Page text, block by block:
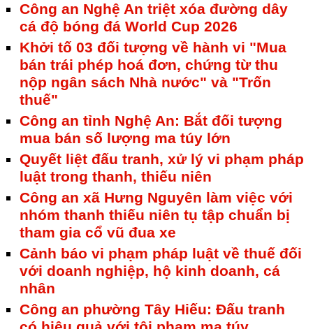
Công an Nghệ An triệt xóa đường dây
cá độ bóng đá World Cup 2026
Khởi tố 03 đối tượng về hành vi "Mua
bán trái phép hoá đơn, chứng từ thu
nộp ngân sách Nhà nước" và "Trốn
thuế"
Công an tỉnh Nghệ An: Bắt đối tượng
mua bán số lượng ma túy lớn
Quyết liệt đấu tranh, xử lý vi phạm pháp
luật trong thanh, thiếu niên
Công an xã Hưng Nguyên làm việc với
nhóm thanh thiếu niên tụ tập chuẩn bị
tham gia cổ vũ đua xe
Cảnh báo vi phạm pháp luật về thuế đối
với doanh nghiệp, hộ kinh doanh, cá
nhân
Công an phường Tây Hiếu: Đấu tranh